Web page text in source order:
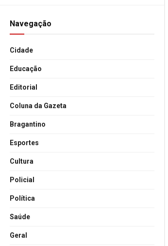
Navegação
Cidade
Educação
Editorial
Coluna da Gazeta
Bragantino
Esportes
Cultura
Policial
Política
Saúde
Geral